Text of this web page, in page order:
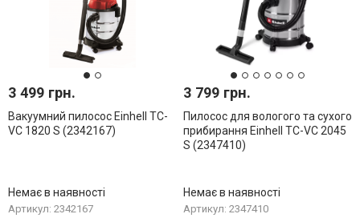
3 499 грн.
Вакуумний пилосос Einhell TC-
VC 1820 S (2342167)
Немає в наявності
Артикул: 2342167
3 799 грн.
Пилосос для вологого та сухого
прибирання Einhell TC-VC 2045
S (2347410)
Немає в наявності
Артикул: 2347410